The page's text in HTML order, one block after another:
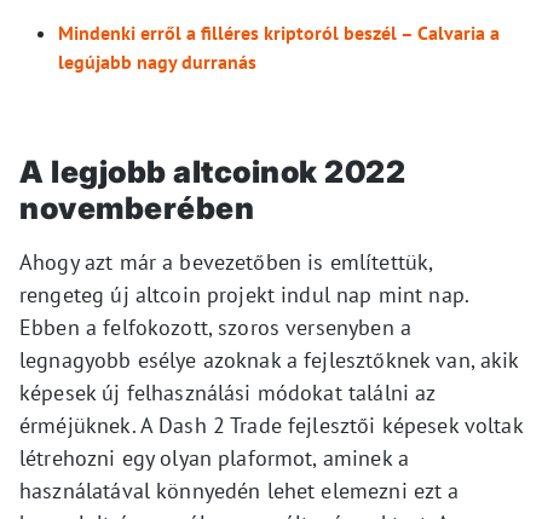
Mindenki erről a filléres kriptoról beszél – Calvaria a
legújabb nagy durranás
A legjobb altcoinok 2022
novemberében
Ahogy azt már a bevezetőben is említettük,
rengeteg új altcoin projekt indul nap mint nap.
Ebben a felfokozott, szoros versenyben a
legnagyobb esélye azoknak a fejlesztőknek van, akik
képesek új felhasználási módokat találni az
érméjüknek. A Dash 2 Trade fejlesztői képesek voltak
létrehozni egy olyan plaformot, aminek a
használatával könnyedén lehet elemezni ezt a